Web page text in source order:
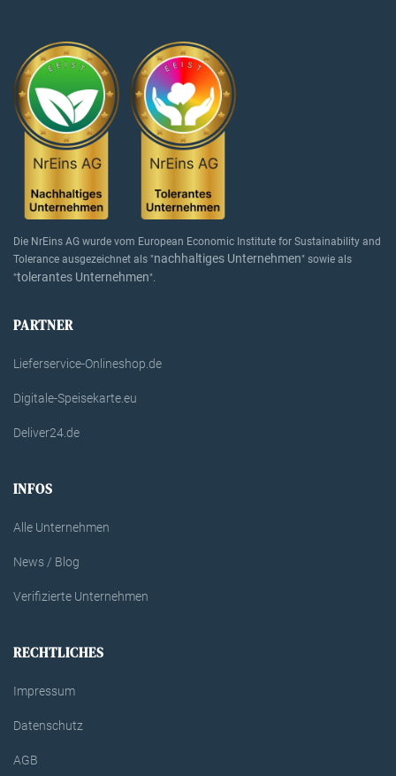
Die NrEins AG wurde vom European Economic Institute for Sustainability and
Tolerance ausgezeichnet als "nachhaltiges Unternehmen" sowie als
"tolerantes Unternehmen".
PARTNER
Lieferservice-Onlineshop.de
Digitale-Speisekarte.eu
Deliver24.de
INFOS
Alle Unternehmen
News / Blog
Verifizierte Unternehmen
RECHTLICHES
Impressum
Datenschutz
AGB